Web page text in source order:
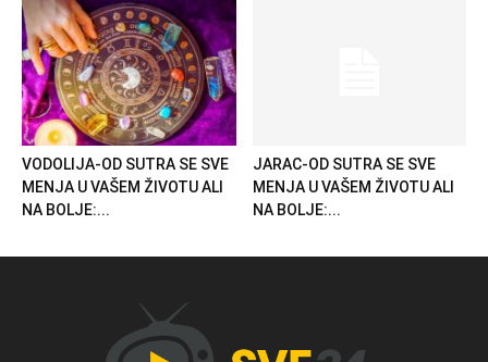
VODOLIJA-OD SUTRA SE SVE
MENJA U VAŠEM ŽIVOTU ALI
NA BOLJE:...
JARAC-OD SUTRA SE SVE
MENJA U VAŠEM ŽIVOTU ALI
NA BOLJE:...